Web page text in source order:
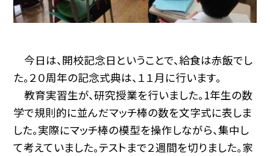
今日は、開校記念日ということで、給食は赤飯でし
た。２０周年の記念式典は、１１月に行います。
教育実習生が、研究授業を行いました。1年生の数
学で規則的に並んだマッチ棒の数を文字式に表しま
した。実際にマッチ棒の模型を操作しながら、集中し
て考えていました。テストまで２週間を切りました。家